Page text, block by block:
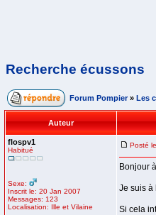
Recherche écussons
Forum Pompier » Les
Auteur
flospv1
Habitué
Sexe:
Inscrit le: 20 Jan 2007
Messages: 123
Localisation: Ille et Vilaine
Posté
Bonjour
Je suis à
Si cela